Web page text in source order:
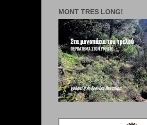
MONT TRES LONG!